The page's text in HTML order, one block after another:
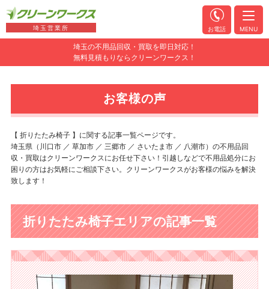
埼玉の不用品回収・買取を即日対応！
無料見積もりならクリーンワークス！
埼玉営業所 お電話 MENU
お客様の声
【 折りたたみ椅子 】に関する記事一覧ページです。
埼玉県（川口市 ／ 草加市 ／ 三郷市 ／ さいたま市 ／ 八潮市）の不用品回
収・買取はクリーンワークスにお任せ下さい！引越しなどで不用品処分にお
困りの方はお気軽にご相談下さい。クリーンワークスがお客様の悩みを解決
致します！
折りたたみ椅子エリアの記事一覧